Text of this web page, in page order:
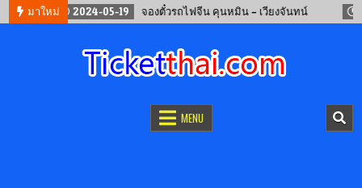
มาใหม่2024-05-19 จองตั๋วรถไฟจีน คุนหมิน – เวียงจันทน์
MENU